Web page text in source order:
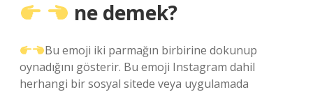
ne demek?
Bu emoji iki parmağın birbirine dokunup
oynadığını gösterir. Bu emoji Instagram dahil
herhangi bir sosyal sitede veya uygulamada